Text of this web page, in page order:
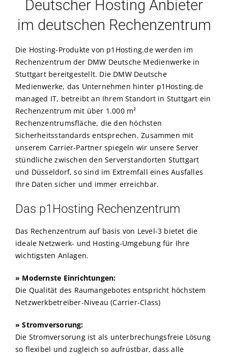
Kontakt
Deutscher Hosting Anbieter
im deutschen Rechenzentrum
Die Hosting-Produkte von p1Hosting.de werden im
Rechenzentrum der DMW Deutsche Medienwerke in
Stuttgart bereitgestellt. Die DMW Deutsche
Medienwerke, das Unternehmen hinter p1Hosting.de
managed IT, betreibt an Ihrem Standort in Stuttgart ein
Rechenzentrum mit über 1.000 m²
Rechenzentrumsfläche, die den höchsten
Sicherheitsstandards entsprechen. Zusammen mit
unserem Carrier-Partner spiegeln wir unsere Server
stündliche zwischen den Serverstandorten Stuttgart
und Düsseldorf, so sind im Extremfall eines Ausfalles
Ihre Daten sicher und immer erreichbar.
Das p1Hosting Rechenzentrum
Das Rechenzentrum auf basis von Level-3 bietet die
ideale Netzwerk- und Hosting-Umgebung für Ihre
wichtigsten Anlagen.
» Modernste Einrichtungen:
Die Qualität des Raumangebotes entspricht höchstem
Netzwerkbetreiber-Niveau (Carrier-Class)
» Stromversorung:
Die Stromversorung ist als unterbrechungsfreie Lösung
so flexibel und zugleich so aufrüstbar, dass alle